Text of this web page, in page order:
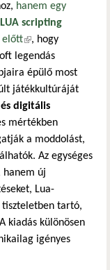
hanem egy
scripting
előtt(külső hivatkozás)
, hogy
legendás
épülő most
játékkultúráját
digitális
mértékben
a moddolást,
Az egységes
hanem új
Lua-
tiszteletben tartó,
kiadás különösen
igényes